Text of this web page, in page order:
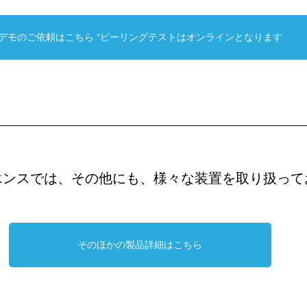
モのご依頼はこちら *ピーリングテストはオンラインとなります
スでは、その他にも、様々な装置を取り扱って
そのほかの製品詳細はこちら